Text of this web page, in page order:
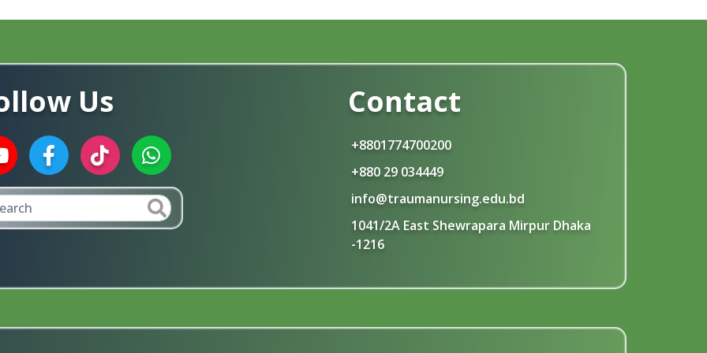
Us Contact
+8801774700200
+880 29 034449
info@traumanursing.edu.bd
1041/2A East Shewrapara Mirpur Dhaka
-1216